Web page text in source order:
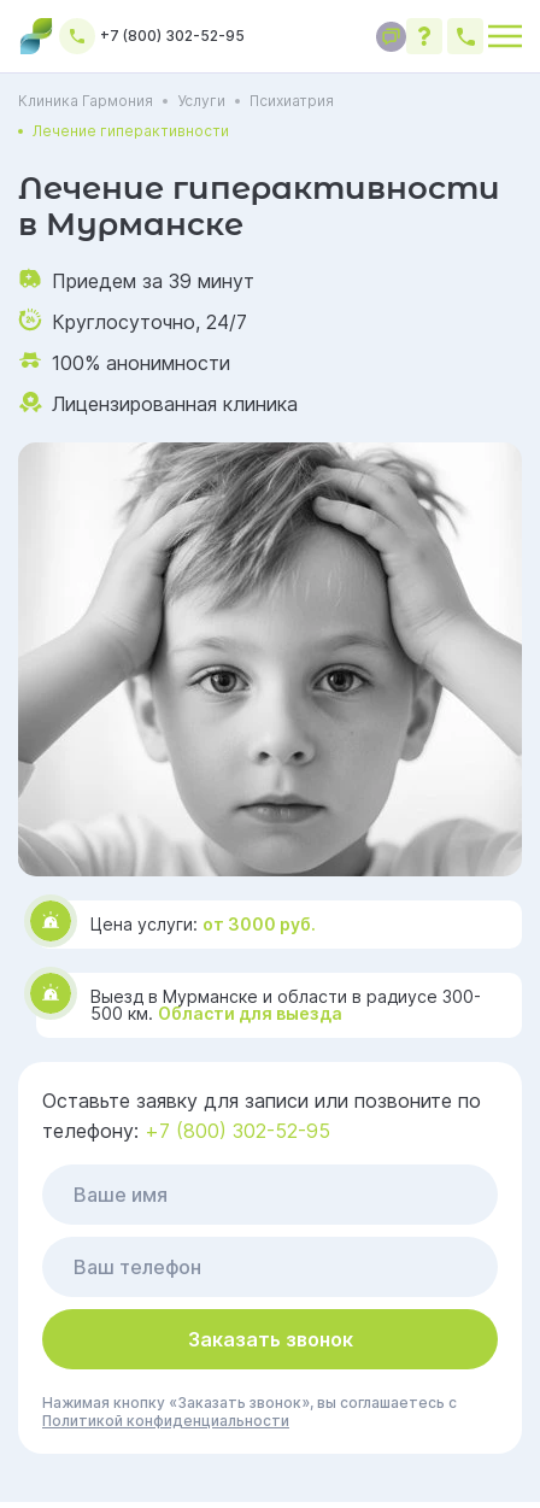
+7 (800) 302-52-95
Клиника Гармония Услуги
Психиатрия
Лечение гиперактивности
Цена услуги: от 3000 руб.
Выезд в Мурманске и области в радиусе 300-
500 км. Области для выезда
Оставьте заявку для записи или позвоните по
телефону: +7 (800) 302-52-95
Заказать звонок
Нажимая кнопку «Заказать звонок», вы соглашаетесь с
Политикой конфиденциальности
Лечение гиперактивности
в Мурманске
Приедем за 39 минут
Круглосуточно, 24/7
100% анонимности
Лицензированная клиника